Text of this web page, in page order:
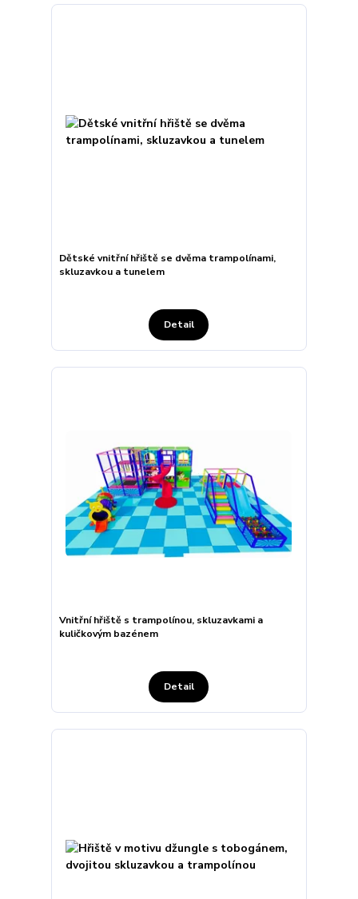
Dětské vnitřní hřiště se dvěma trampolínami,
skluzavkou a tunelem
Detail
Vnitřní hřiště s trampolínou, skluzavkami a
kuličkovým bazénem
Detail